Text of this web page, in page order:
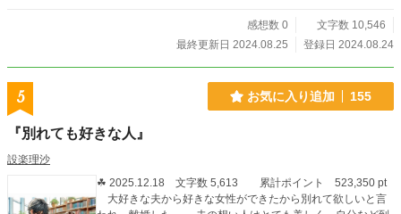
感想数 0
文字数 10,546
最終更新日 2024.08.25
登録日 2024.08.24
5 お気に入り追加 155
『別れても好きな人』
設楽理沙
☘ 2025.12.18 文字数 5,613 累計ポイント 523,350 pt
大好きな夫から好きな女性ができたから別れて欲しいと言